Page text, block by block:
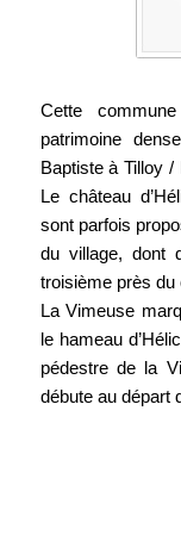
Cette
patrimoine
Baptiste à Tilloy /
Le château
sont parfois
du village, dont
troisième près du
La Vimeuse
le hameau
pédestre de la
débute au départ